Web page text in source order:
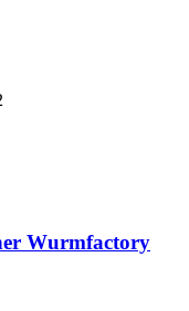
Wurmfactory